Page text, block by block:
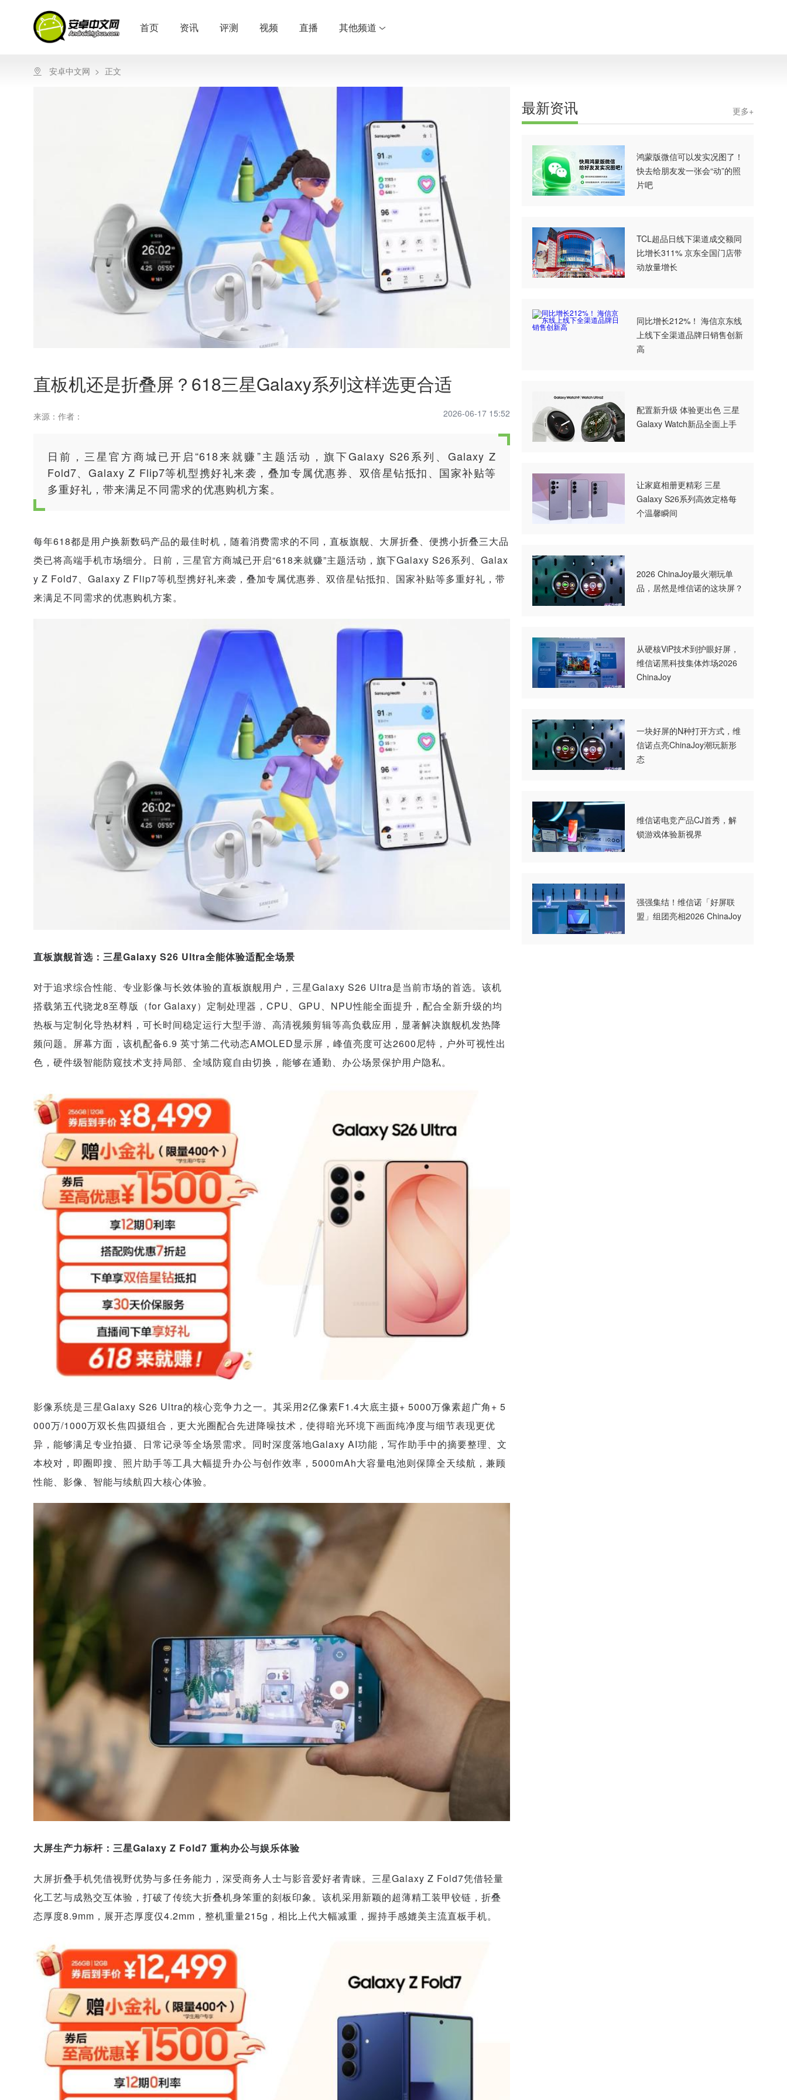
首页 资讯 评测 视频 直播 其他频道
安卓中文网 > 正文
直板机还是折叠屏？618三星Galaxy系列这样选更合适
来源： 作者： 2026-06-17 15:52
日前，三星官方商城已开启“618来就赚”主题活动，旗下Galaxy S26系列、Galaxy Z
Fold7、Galaxy Z Flip7等机型携好礼来袭，叠加专属优惠券、双倍星钻抵扣、国家补贴等
多重好礼，带来满足不同需求的优惠购机方案。
每年618都是用户换新数码产品的最佳时机，随着消费需求的不同，直板旗舰、大屏折叠、便携小折叠三大品
类已将高端手机市场细分。日前，三星官方商城已开启“618来就赚”主题活动，旗下Galaxy S26系列、Galax
y Z Fold7、Galaxy Z Flip7等机型携好礼来袭，叠加专属优惠券、双倍星钻抵扣、国家补贴等多重好礼，带
来满足不同需求的优惠购机方案。
直板旗舰首选：三星Galaxy S26 Ultra全能体验适配全场景
对于追求综合性能、专业影像与长效体验的直板旗舰用户，三星Galaxy S26 Ultra是当前市场的首选。该机
搭载第五代骁龙8至尊版（for Galaxy）定制处理器，CPU、GPU、NPU性能全面提升，配合全新升级的均
热板与定制化导热材料，可长时间稳定运行大型手游、高清视频剪辑等高负载应用，显著解决旗舰机发热降
频问题。屏幕方面，该机配备6.9 英寸第二代动态AMOLED显示屏，峰值亮度可达2600尼特，户外可视性出
色，硬件级智能防窥技术支持局部、全域防窥自由切换，能够在通勤、办公场景保护用户隐私。
影像系统是三星Galaxy S26 Ultra的核心竞争力之一。其采用2亿像素F1.4大底主摄+ 5000万像素超广角+ 5
000万/1000万双长焦四摄组合，更大光圈配合先进降噪技术，使得暗光环境下画面纯净度与细节表现更优
异，能够满足专业拍摄、日常记录等全场景需求。同时深度落地Galaxy AI功能，写作助手中的摘要整理、文
本校对，即圈即搜、照片助手等工具大幅提升办公与创作效率，5000mAh大容量电池则保障全天续航，兼顾
性能、影像、智能与续航四大核心体验。
大屏生产力标杆：三星Galaxy Z Fold7 重构办公与娱乐体验
大屏折叠手机凭借视野优势与多任务能力，深受商务人士与影音爱好者青睐。三星Galaxy Z Fold7凭借轻量
化工艺与成熟交互体验，打破了传统大折叠机身笨重的刻板印象。该机采用新颖的超薄精工装甲铰链，折叠
态厚度8.9mm，展开态厚度仅4.2mm，整机重量215g，相比上代大幅减重，握持手感媲美主流直板手机。
最新资讯 更多+
鸿蒙版微信可以发实况图了！
快去给朋友发一张会“动”的照
片吧
TCL超品日线下渠道成交额同
比增长311% 京东全国门店带
动放量增长
同比增长212%！ 海信京东线
上线下全渠道品牌日销售创新
高
配置新升级 体验更出色 三星
Galaxy Watch新品全面上手
让家庭相册更精彩 三星
Galaxy S26系列高效定格每
个温馨瞬间
2026 ChinaJoy最火潮玩单
品，居然是维信诺的这块屏？
从硬核ViP技术到护眼好屏，
维信诺黑科技集体炸场2026
ChinaJoy
一块好屏的N种打开方式，维
信诺点亮ChinaJoy潮玩新形
态
维信诺电竞产品CJ首秀，解
锁游戏体验新视界
强强集结！维信诺「好屏联
盟」组团亮相2026 ChinaJoy